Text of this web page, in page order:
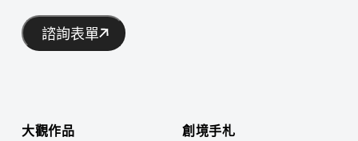
諮詢表單
大觀作品 創境手札